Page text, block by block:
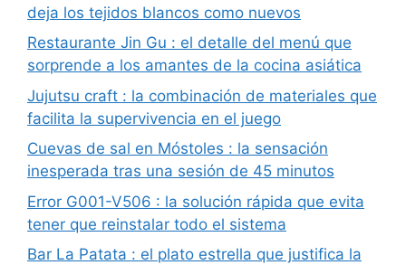
deja los tejidos blancos como nuevos
Restaurante Jin Gu : el detalle del menú que
sorprende a los amantes de la cocina asiática
Jujutsu craft : la combinación de materiales que
facilita la supervivencia en el juego
Cuevas de sal en Móstoles : la sensación
inesperada tras una sesión de 45 minutos
Error G001-V506 : la solución rápida que evita
tener que reinstalar todo el sistema
Bar La Patata : el plato estrella que justifica la